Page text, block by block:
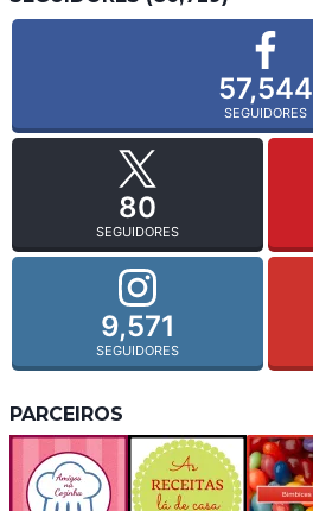
57,544
SEGUIDORES
80
SEGUIDORES
9,571
SEGUIDORES
PARCEIROS